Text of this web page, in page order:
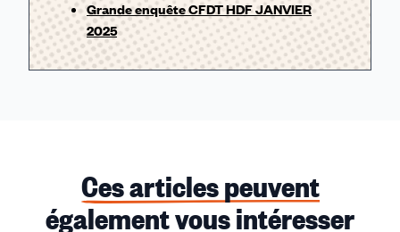
Grande enquête CFDT HDF JANVIER
2025
Ces articles peuvent
également vous intéresser